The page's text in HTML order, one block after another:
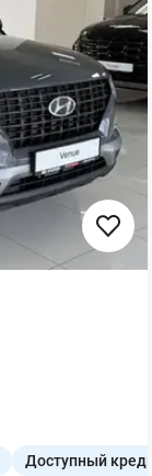
Доступный